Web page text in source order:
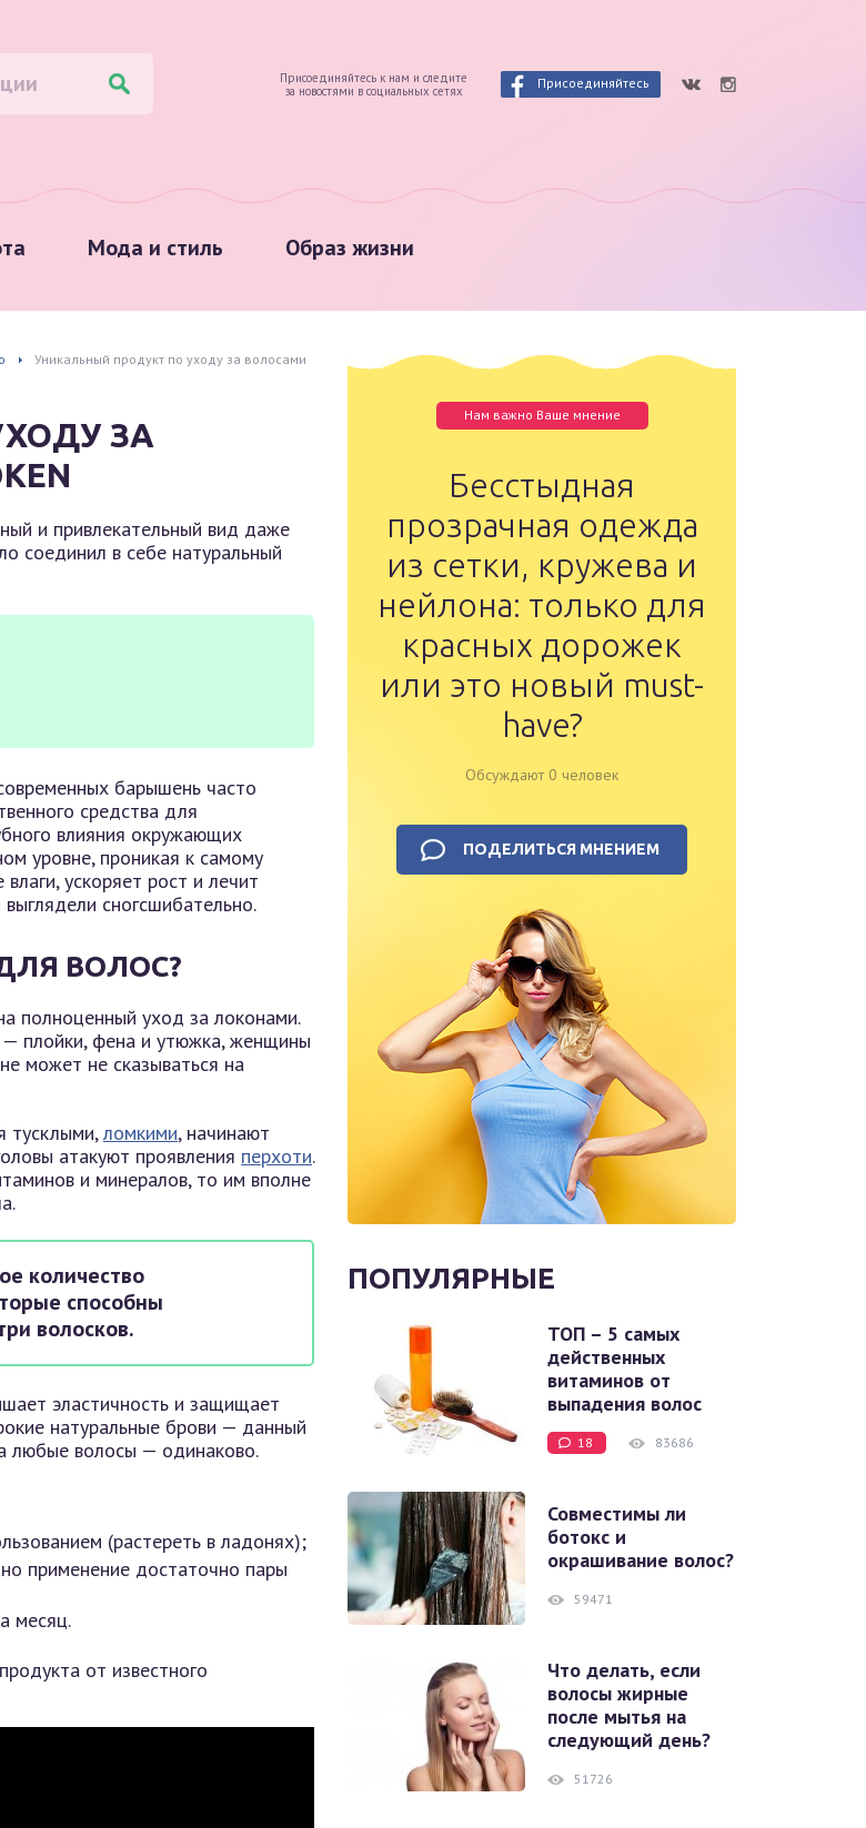
Мода и стиль Образ жизни
Присоединяйтесь к нам и следите
за новостями в социальных сетях
Присоединяйтесь
Уникальный продукт по уходу за волосами
ЗА
и привлекательный вид даже
соединил в себе натуральный
барышень часто
средства для
влияния окружающих
уровне, проникая к самому
ускоряет рост и лечит
сногсшибательно.
ВОЛОС?
полноценный уход за локонами.
— плойки, фена и утюжка, женщины
может не сказываться на
тусклыми,ломкими, начинают
атакуют проявления перхоти.
и минералов, то им вполне
количество
способны
волосков.
эластичность и защищает
натуральные брови — данный
любые волосы — одинаково.
(растереть в ладонях);
применение достаточно пары
месяц.
от известного
Нам важно Ваше мнение
Бесстыдная
прозрачная одежда
из сетки, кружева и
нейлона: только для
красных дорожек
или это новый must-
have?
Обсуждают 0 человек
ПОДЕЛИТЬСЯ МНЕНИЕМ
ПОПУЛЯРНЫЕ
ТОП – 5 самых
действенных
витаминов от
выпадения волос
18 83686
Совместимы ли
ботокс и
окрашивание волос?
59471
Что делать, если
волосы жирные
после мытья на
следующий день?
51726